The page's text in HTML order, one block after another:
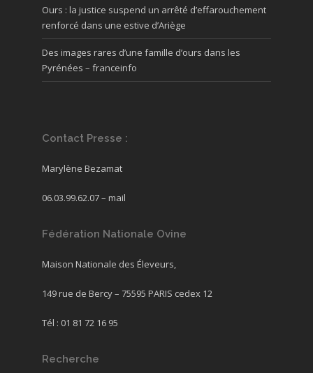
Ours : la justice suspend un arrêté d’effarouchement
renforcé dans une estive d’Ariège
Des images rares d’une famille d’ours dans les
Pyrénées – franceinfo
Contact Presse :
Marylène Bezamat
06.03.99.62.07 – mail
Fédération Nationale Ovine
Maison Nationale des Éleveurs,
149 rue de Bercy – 75595 PARIS cedex 12
Tél : 01 81 72 16 95
Recherche